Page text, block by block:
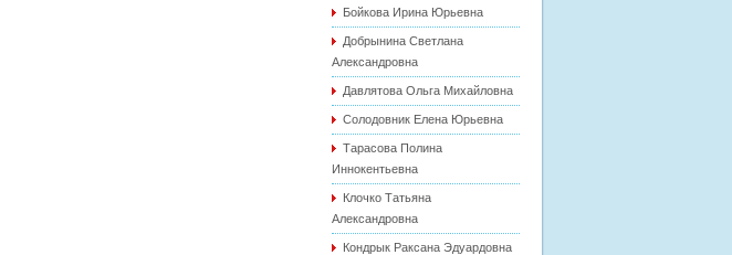
Бойкова Ирина Юрьевна
Добрынина Светлана
Александровна
Давлятова Ольга Михайловна
Солодовник Елена Юрьевна
Тарасова Полина
Иннокентьевна
Клочко Татьяна
Александровна
Кондрык Раксана Эдуардовна